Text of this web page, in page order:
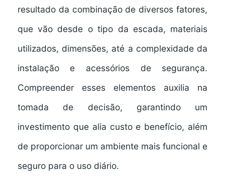
resultado da combinação de diversos fatores,
que vão desde o tipo da escada, materiais
utilizados, dimensões, até a complexidade da
instalação e acessórios de segurança.
Compreender esses elementos auxilia na
tomada de decisão, garantindo um
investimento que alia custo e benefício, além
de proporcionar um ambiente mais funcional e
seguro para o uso diário.